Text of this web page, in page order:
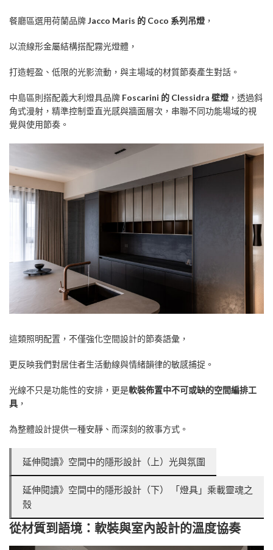
餐廳區選用荷蘭品牌Jacco Maris 的 Coco 系列吊燈 ，
以流線形金屬結構搭配霧光燈體，
打造輕盈、低限的光影流動，與主場域的材質節奏產生對話。
中島區則搭配義大利燈具品牌 Foscarini 的 Clessidra 壁燈 ，透過斜
角式漫射，精準控制垂直光感與牆面層次，串聯不同功能場域的視
覺與使用節奏。
這類照明配置，不僅強化空間設計的節奏語彙，
更反映我們對居住者生活動線與情緒韻律的敏感捕捉。
光線不只是功能性的安排，更是軟裝佈置中不可或缺的空間編排工
具 ，
為整體設計提供一種安靜、而深刻的敘事方式。
延伸閱讀》空間中的隱形設計（上）光與氛圍
延伸閱讀》空間中的隱形設計（下） 「燈具」乘載靈魂之
殼
從材質到語境：軟裝與室內設計的溫度協奏